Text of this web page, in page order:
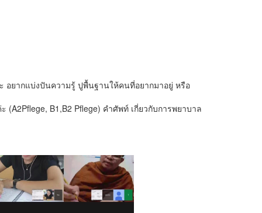
ยากแบ่งปันความรู้ ปูพื้นฐานให้คนที่อยากมาอยู่ หรือ
B1,B2 Pflege) คำศัพท์ เกี่ยวกับการพยาบาล